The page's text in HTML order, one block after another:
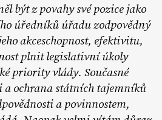
být z povahy své pozice jako
úředníků úřadu zodpovědný
akceschopnost, efektivitu,
plnit legislativní úkoly
priority vlády. Současné
a ochrana státních tajemníků
a povinnostem,